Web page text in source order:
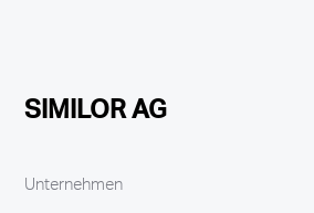
SIMILOR AG
Unternehmen